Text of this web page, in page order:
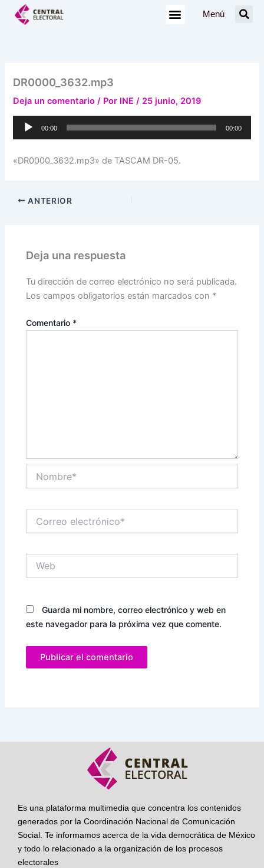
Menú
DR0000_3632.mp3
Deja un comentario / Por INE/ 25 junio, 2019
Reproductor
00:00 00:00
«DR0000_3632.mp3» de TASCAM DR-05.
ANTERIOR
Deja una respuesta
Tu dirección de correo electrónico no será publicada.
Los campos obligatorios están marcados con *
Comentario *
electrónico*
Guarda mi nombre, correo electrónico y web en
este navegador para la próxima vez que comente.
Es una plataforma multimedia que concentra los contenidos
generados por la Coordinación Nacional de Comunicación
Social. Te informamos acerca de la vida democrática de México
y todo lo relacionado a la organización de los procesos
electorales